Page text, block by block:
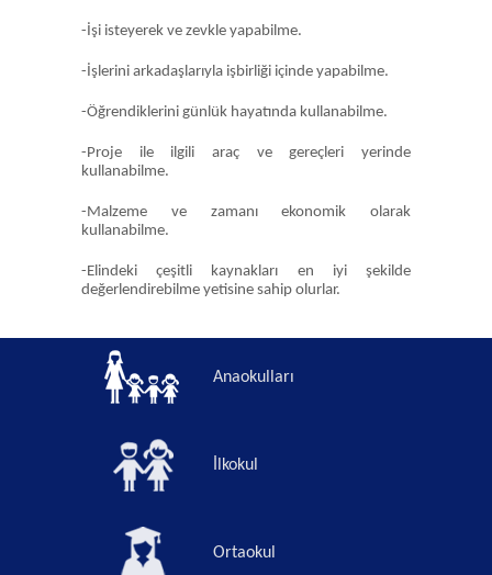
-İşi isteyerek ve zevkle yapabilme.
-İşlerini arkadaşlarıyla işbirliği içinde yapabilme.
-Öğrendiklerini günlük hayatında kullanabilme.
-Proje ile ilgili araç ve gereçleri yerinde
kullanabilme.
-Malzeme ve zamanı ekonomik olarak
kullanabilme.
-Elindeki çeşitli kaynakları en iyi şekilde
değerlendirebilme yetisine sahip olurlar.
Anaokulları
İlkokul
Ortaokul